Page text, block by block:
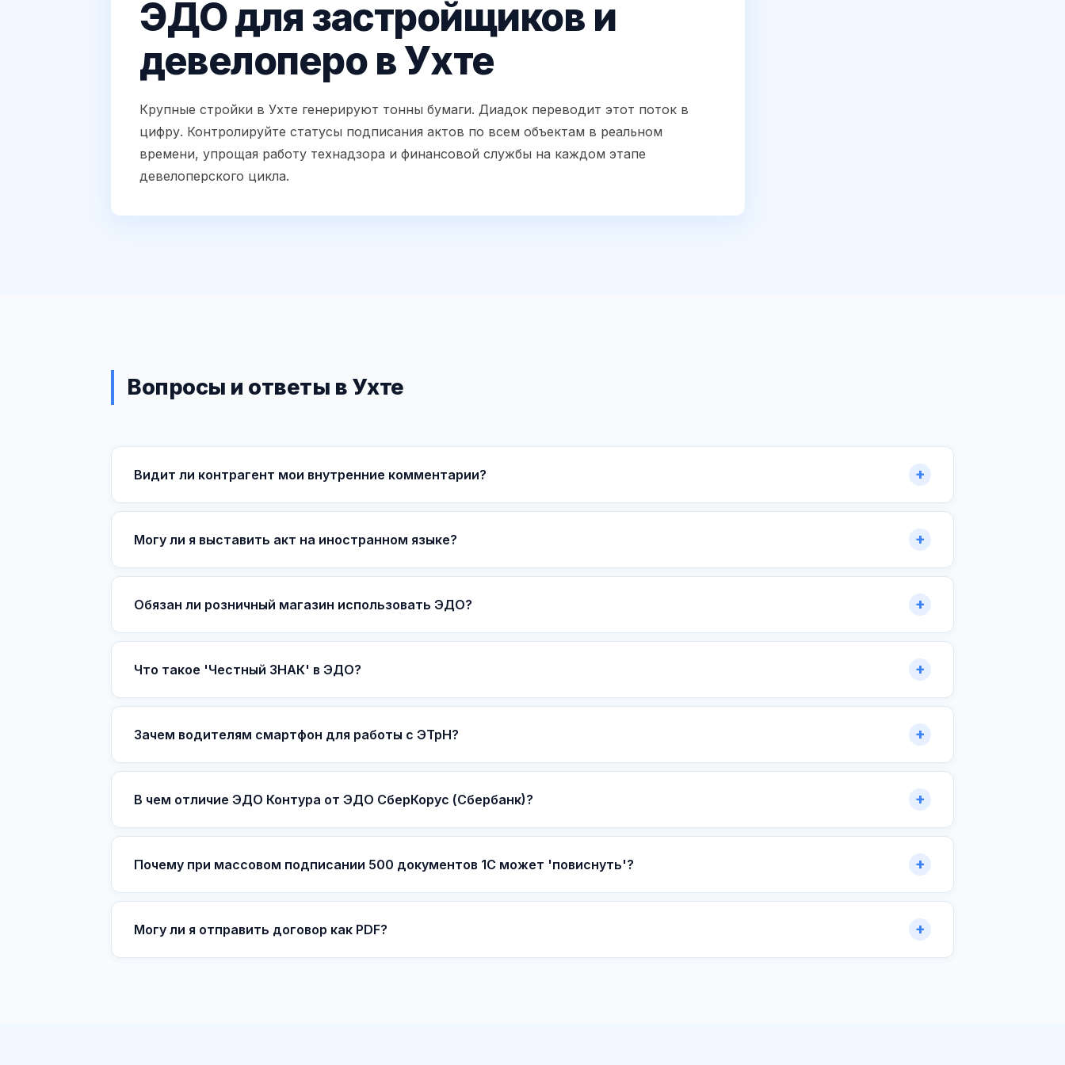
ЭДО для застройщиков и
девелоперо в Ухте
Крупные стройки в Ухте генерируют тонны бумаги. Диадок переводит этот поток в
цифру. Контролируйте статусы подписания актов по всем объектам в реальном
времени, упрощая работу технадзора и финансовой службы на каждом этапе
девелоперского цикла.
Вопросы и ответы в Ухте
Видит ли контрагент мои внутренние комментарии?
Могу ли я выставить акт на иностранном языке?
Обязан ли розничный магазин использовать ЭДО?
Что такое 'Честный ЗНАК' в ЭДО?
Зачем водителям смартфон для работы с ЭТрН?
В чем отличие ЭДО Контура от ЭДО СберКорус (Сбербанк)?
Почему при массовом подписании 500 документов 1С может 'повиснуть'?
Могу ли я отправить договор как PDF?